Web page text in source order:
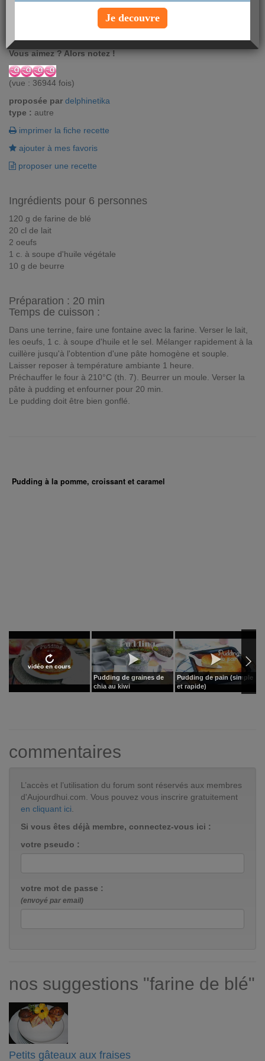
Détrompez-vous, ce pudding n'est pas un dessert!! La recette du
Yorkshire pudding est en fait idéale pour accompagner un
Vous aimez ? Alors notez !
(vue : 36944 fois)
proposée par delphinetika
type : autre
imprimer la fiche recette
ajouter à mes favoris
proposer une recette
Ingrédients pour 6 personnes
120 g de farine de blé
20 cl de lait
2 oeufs
1 c. à soupe d'huile végétale
10 g de beurre
Préparation : 20 min
Temps de cuisson :
Dans une terrine, faire une fontaine avec la farine. Verser le lait,
les oeufs, 1 c. à soupe d'huile et le sel. Mélanger rapidement à la
cuillère jusqu'à l'obtention d'une pâte homogène et souple.
Laisser reposer à température ambiante 1 heure.
Préchauffer le four à 210°C (th. 7). Beurrer un moule. Verser la
pâte à pudding et enfourner pour 20 min.
Le pudding doit être bien gonflé.
Pudding à la pomme, croissant et caramel
vidéo en cours
Pudding de graines de
chia au kiwi
Pudding de pain (simple
et rapide)
commentaires
L’accès et l’utilisation du forum sont réservés aux membres
d'Aujourdhui.com. Vous pouvez vous inscrire gratuitement
en cliquant ici.
Si vous êtes déjà membre, connectez-vous ici :
votre pseudo :
votre mot de passe :
(envoyé par email)
nos suggestions "farine de blé"
Petits gâteaux aux fraises
Je decouvre